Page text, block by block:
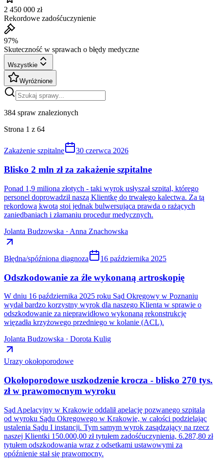
2 450 000 zł
Rekordowe zadośćuczynienie
97%
Skuteczność w sprawach o błędy medyczne
Wszystkie
Wyróżnione
384 spraw znalezionych
Strona 1 z 64
Zakażenie szpitalne 30 czerwca 2026
Blisko 2 mln zł za zakażenie szpitalne
Ponad 1,9 miliona złotych - taki wyrok usłyszał szpital, którego
personel doprowadził naszą Klientkę do trwałego kalectwa. Za tą
rekordową kwotą stoi jednak bulwersująca prawda o rażących
zaniedbaniach i złamaniu procedur medycznych.
Jolanta Budzowska · Anna Znachowska
Błędna/spóźniona diagnoza 16 października 2025
Odszkodowanie za źle wykonaną artroskopię
W dniu 16 października 2025 roku Sąd Okręgowy w Poznaniu
wydał bardzo korzystny wyrok dla naszego Klienta w sprawie o
odszkodowanie za nieprawidłowo wykonaną rekonstrukcję
więzadła krzyżowego przedniego w kolanie (ACL).
Jolanta Budzowska · Dorota Kulig
Urazy okołoporodowe
Okołoporodowe uszkodzenie krocza - blisko 270 tys.
zł w prawomocnym wyroku
Sąd Apelacyjny w Krakowie oddalił apelację pozwanego szpitala
od wyroku Sądu Okręgowego w Krakowie, w całości podzielając
ustalenia Sądu I instancji. Tym samym wyrok zasądzający na rzecz
naszej Klientki 150.000,00 zł tytułem zadośćuczynienia, 6.287,80 zł
tytułem odszkodowania wraz z odsetkami ustawowymi za
opóźnienie stał się prawomocny.